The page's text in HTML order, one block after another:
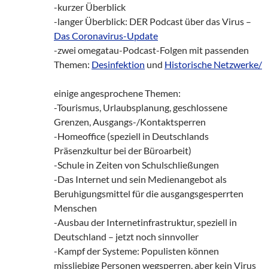
-kurzer Überblick
-langer Überblick: DER Podcast über das Virus –
Das Coronavirus-Update
-zwei omegatau-Podcast-Folgen mit passenden
Themen: Desinfektion und Historische Netzwerke/
einige angesprochene Themen:
-Tourismus, Urlaubsplanung, geschlossene
Grenzen, Ausgangs-/Kontaktsperren
-Homeoffice (speziell in Deutschlands
Präsenzkultur bei der Büroarbeit)
-Schule in Zeiten von Schulschließungen
-Das Internet und sein Medienangebot als
Beruhigungsmittel für die ausgangsgesperrten
Menschen
-Ausbau der Internetinfrastruktur, speziell in
Deutschland – jetzt noch sinnvoller
-Kampf der Systeme: Populisten können
missliebige Personen wegsperren, aber kein Virus